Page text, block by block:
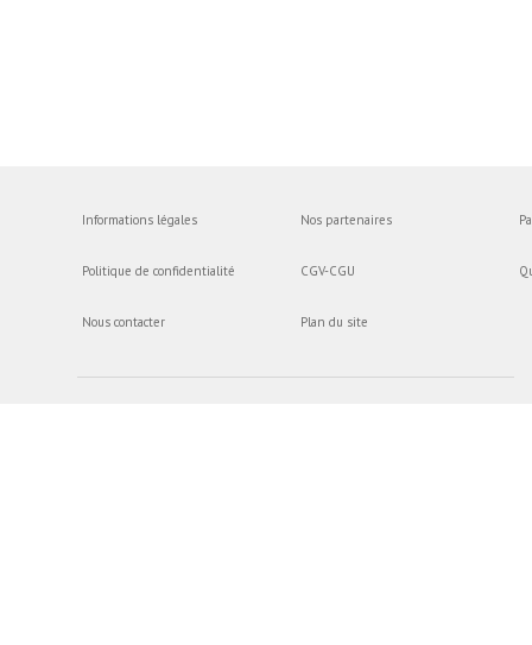
Informations légales
Politique de confidentialité
Nous contacter
Nos partenaires
CGV-CGU
Plan du site